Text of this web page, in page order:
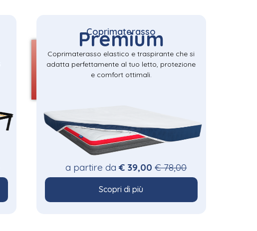
Coprimaterasso
Premium
Coprimaterasso elastico e traspirante che si
adatta perfettamente al tuo letto, protezione
e comfort ottimali.
a partire da€ 39,00 € 78,00
Scopri di più